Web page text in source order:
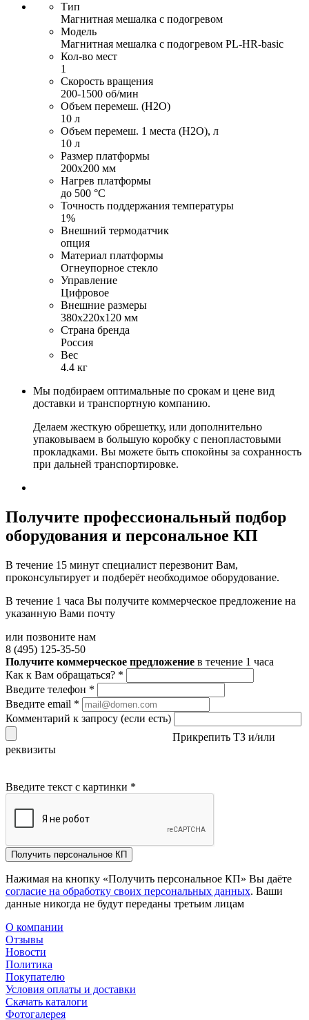
Тип
Магнитная мешалка с подогревом
Модель
Магнитная мешалка с подогревом PL-HR-basic
Кол-во мест
1
Скорость вращения
200-1500 об/мин
Объем перемеш. (H2O)
10 л
Объем перемеш. 1 места (H2O), л
10 л
Размер платформы
200х200 мм
Нагрев платформы
до 500 °С
Точность поддержания температуры
1%
Внешний термодатчик
опция
Материал платформы
Огнеупорное стекло
Управление
Цифровое
Внешние размеры
380х220х120 мм
Страна бренда
Россия
Вес
4.4 кг
Мы подбираем оптимальные по срокам и цене вид
доставки и транспортную компанию.
Делаем жесткую обрешетку, или дополнительно
упаковываем в большую коробку с пенопластовыми
прокладками. Вы можете быть спокойны за сохранность
при дальней транспортировке.
Получите профессиональный подбор
оборудования и персональное КП
В течение 15 минут специалист перезвонит Вам,
проконсультирует и подберёт необходимое оборудование.
В течение 1 часа Вы получите коммерческое предложение на
указанную Вами почту
или позвоните нам
8 (495) 125-35-50
Получите коммерческое предложение в течение 1 часа
Как к Вам обращаться? *
Введите телефон *
Введите email *
Комментарий к запросу (если есть)
Прикрепить ТЗ и/или
реквизиты
Введите текст с картинки *
Получить персональное КП
Нажимая на кнопку «Получить персональное КП» Вы даёте
согласие на обработку своих персональных данных. Ваши
данные никогда не будут переданы третьим лицам
О компании
Отзывы
Новости
Политика
Покупателю
Условия оплаты и доставки
Скачать каталоги
Фотогалерея